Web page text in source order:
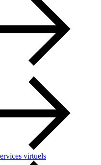
virtuels